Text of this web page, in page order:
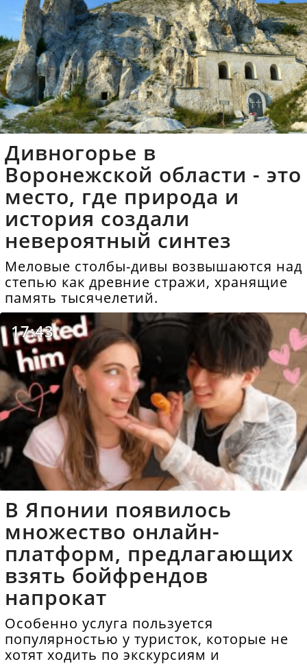
Дивногорье в
Воронежской области - это
место, где природа и
история создали
невероятный синтез
Меловые столбы-дивы возвышаются над
степью как древние стражи, хранящие
память тысячелетий.
17:43
В Японии появилось
множество онлайн-
платформ, предлагающих
взять бойфрендов
напрокат
Особенно услуга пользуется
популярностью у туристок, которые не
хотят ходить по экскурсиям и